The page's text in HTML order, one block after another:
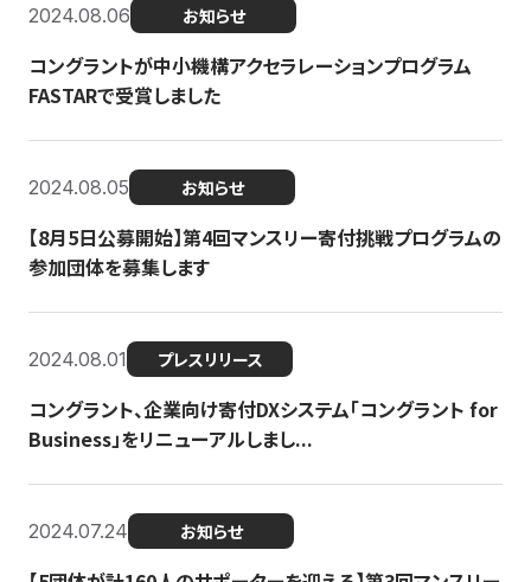
2024.08.06 お知らせ
コングラントが中小機構アクセラレーションプログラム
FASTARで受賞しました
2024.08.05 お知らせ
【8月5日公募開始】第4回マンスリー寄付挑戦プログラムの
参加団体を募集します
2024.08.01 プレスリリース
コングラント、企業向け寄付DXシステム「コングラント for
Business」をリニューアルしまし...
2024.07.24 お知らせ